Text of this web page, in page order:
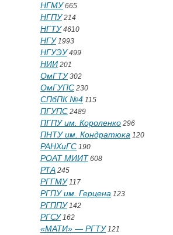
НГМУ665
НГПУ214
НГТУ4610
НГУ1993
НГУЭУ499
НИИ 201
ОмГТУ302
ОмГУПС 230
СПбПК №4 115
ПГУПС 2489
ПГПУ им. Короленко 296
ПНТУ им. Кондратюка 120
РАНХиГС 190
РОАТ МИИТ 608
РТА 245
РГГМУ117
РГПУ им. Герцена 123
РГППУ142
РГСУ162
«МАТИ» — РГТУ121